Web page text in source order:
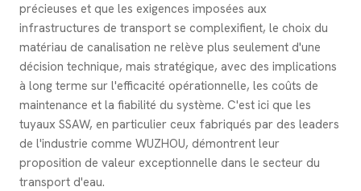
précieuses et que les exigences imposées aux
infrastructures de transport se complexifient, le choix du
matériau de canalisation ne relève plus seulement d'une
décision technique, mais stratégique, avec des implications
à long terme sur l'efficacité opérationnelle, les coûts de
maintenance et la fiabilité du système. C'est ici que les
tuyaux SSAW, en particulier ceux fabriqués par des leaders
de l'industrie comme WUZHOU, démontrent leur
proposition de valeur exceptionnelle dans le secteur du
transport d'eau.